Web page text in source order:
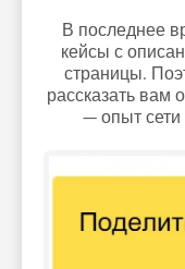
В последнее
кейсы с
страницы.
рассказать вам
— опыт сети